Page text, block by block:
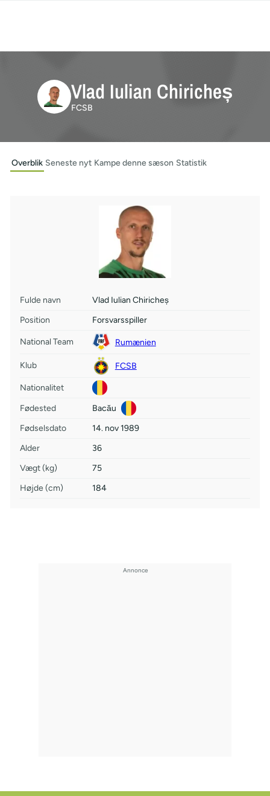
Vlad Iulian Chiricheș
FCSB
Overblik Seneste nyt Kampe denne sæson Statistik
Fulde navn
Vlad Iulian Chiricheș
Position
Forsvarsspiller
National Team Rumænien
Klub FCSB
Nationalitet
Fødested
Bacău
Fødselsdato
14. nov 1989
Alder
36
Vægt (kg)
75
Højde (cm)
184